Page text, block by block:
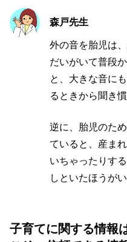
森戸先生
外の音を胎児は
だいがいて普段
と、大きな音に
るときから聞き
逆に、胎児のた
ていると、産ま
いちゃったりす
しといたほうが
子育てに関する情報